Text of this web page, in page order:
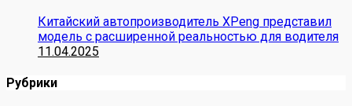
Китайский автопроизводитель XPeng представил
модель с расширенной реальностью для водителя
11.04.2025
Рубрики